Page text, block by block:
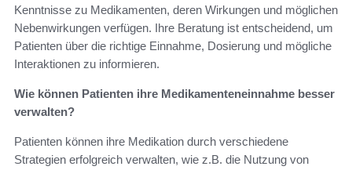
Kenntnisse zu Medikamenten, deren Wirkungen und möglichen
Nebenwirkungen verfügen. Ihre Beratung ist entscheidend, um
Patienten über die richtige Einnahme, Dosierung und mögliche
Interaktionen zu informieren.
Wie können Patienten ihre Medikamenteneinnahme besser
verwalten?
Patienten können ihre Medikation durch verschiedene
Strategien erfolgreich verwalten, wie z.B. die Nutzung von